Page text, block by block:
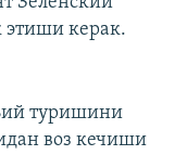
этиши керак.
туришини
воз кечиши